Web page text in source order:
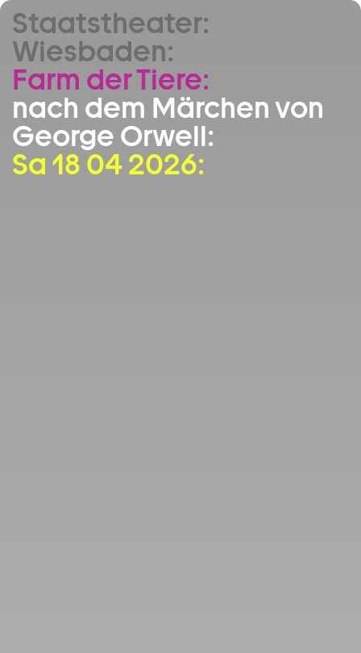
Zum Hauptinhalt springen
Zum Footer springen
Staatstheater:
Wiesbaden:
Farm der Tiere:
nach dem Märchen von
George Orwell:
Sa 18 04 2026: